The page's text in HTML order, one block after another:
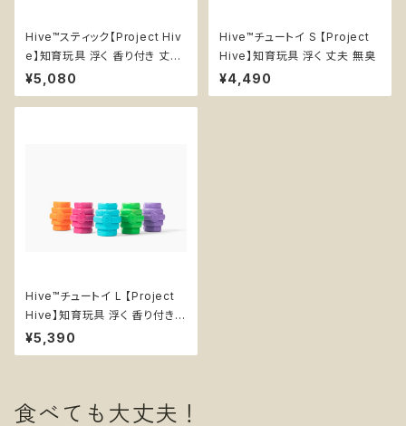
Hive™スティック【Project Hiv
e】知育玩具 浮く 香り付き 丈夫
持ってこい 棒
¥5,080
Hive™チュートイ S 【Project
Hive】知育玩具 浮く 丈夫 無臭
¥4,490
Hive™チュートイ L 【Project
Hive】知育玩具 浮く 香り付き
丈夫
¥5,390
食べても大丈夫！